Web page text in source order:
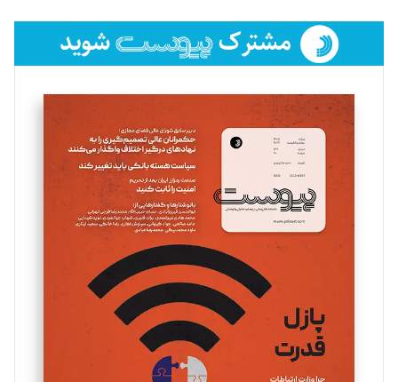
فائزه فتحی رستمی
تحریریه
سروش کرمیان
تحریریه
مینا پاکدل
یسنا امان‌پور
تحریریه